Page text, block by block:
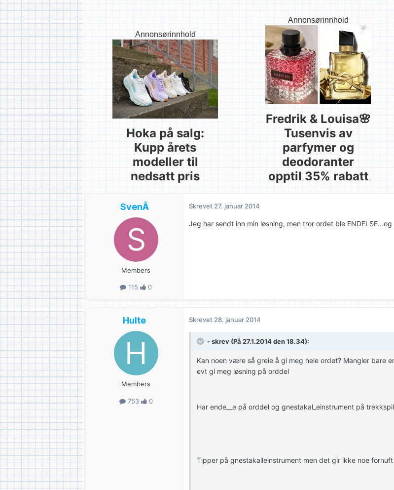
Annonsørinnhold
Hoka på salg:
Kupp årets
modeller til
nedsatt pris
Annonsørinnhold
Fredrik & Louisa🌸
Tusenvis av
parfymer og
deodoranter
opptil 35% rabatt
SvenÅ
Members
115 0
Skrevet 27. januar 2014
Jeg har sendt inn min løsning, men tror ordet ble
Hulte
Members
753 0
Skrevet 28. januar 2014
- skrev (På 27.1.2014 den 18.34):
Kan noen være så greie å gi meg hele ordet? Mangler bare
evt gi meg løsning på orddel
Har ende__e på orddel og gnestakal_einstrument på
Tipper på gnestakalleinstrument men det gir ikke noe